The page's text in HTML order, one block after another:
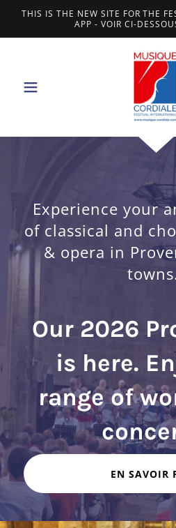
THIS IS THE NEW SITE FOR THE
APP - VOIR CI-
Experience your
of classical and
& opera in
Our 2026
is here.
range of
EN SAVOIR